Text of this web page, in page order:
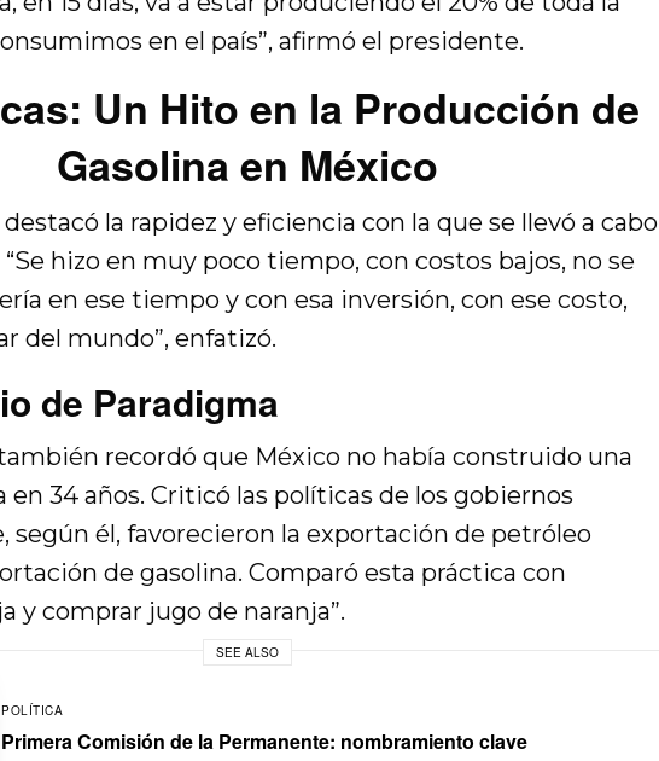
en el país”, afirmó el presidente.
Un Hito en la Producción de
Gasolina en México
la rapidez y eficiencia con la que se llevó a cabo
hizo en muy poco tiempo, con costos bajos, no se
en ese tiempo y con esa inversión, con ese costo,
del mundo”, enfatizó.
de Paradigma
recordó que México no había construido una
en 34 años. Criticó las políticas de los gobiernos
según él, favorecieron la exportación de petróleo
de gasolina. Comparó esta práctica con
y comprar jugo de naranja”.
SEE ALSO
POLÍTICA
Primera Comisión de la Permanente: nombramiento clave